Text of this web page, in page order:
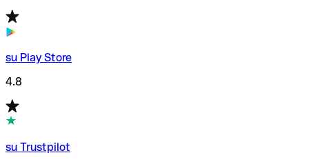
su Play Store
4.8
su Trustpilot